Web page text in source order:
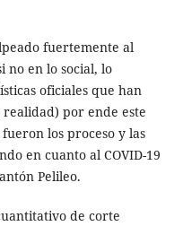
fuertemente al
no en lo social, lo
oficiales que han
por ende este
los proceso y las
en cuanto al COVID-19
Pelileo.
de corte